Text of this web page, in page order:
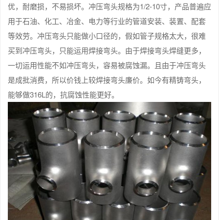
优，耐磨损，不易损坏。冲压弯头规格为1/2-10寸，产品普遍应
用于石油、化工、冶金、电力等行业的管道安装、装置、配套
等效劳。冲压弯头只能做小口径的，假如管子规格太大，很难
买到冲压弯头，只能运用焊接弯头。由于焊接弯头焊缝更多，
一切运用性能不如冲压弯头，容易被腐蚀漏。且由于冲压弯头
是成批消费，所以价钱上较焊接弯头廉价。如今有精铸弯头，
能够做316L的，抗腐蚀性能更好。